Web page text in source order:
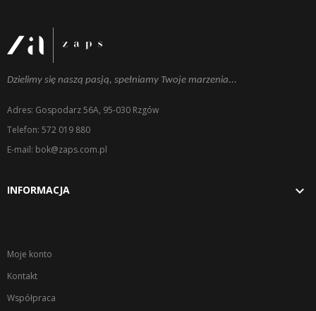
Dzielimy się naszą pasją, spełniamy Twoje marzenia...
Adres: Gospodarz 56A, 95-030 Rzgów
Telefon: 572 019 880
E-mail: bok@zaps.com.pl
INFORMACJA 
Moje konto
Kontakt
Współpraca